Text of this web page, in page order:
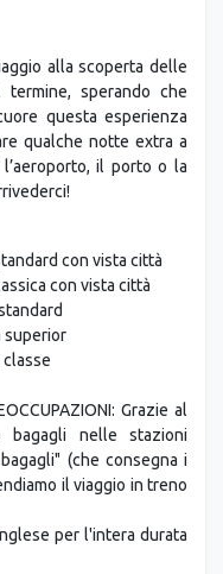
alla scoperta delle
sperando che
questa esperienza
qualche notte extra a
con vista città
con vista città
Grazie al
nelle stazioni
(che consegna i
il viaggio in treno